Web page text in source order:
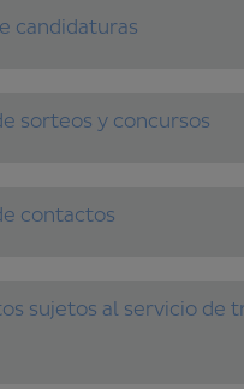
candidaturas
sorteos y concursos
contactos
sujetos al servicio de